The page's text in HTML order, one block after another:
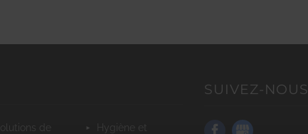
hygiène et
SUIVEZ-NOUS